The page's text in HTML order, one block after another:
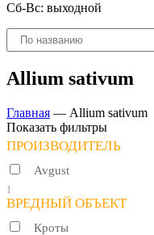
Сб-Вс: выходной
Поиск
товаров
Allium sativum
Главная — Allium sativum
Показать фильтры
ПРОИЗВОДИТЕЛЬ
Avgust
1
ВРЕДНЫЙ ОБЪЕКТ
Кроты